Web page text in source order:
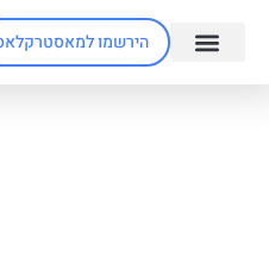
הירשמו למאסטרקלאס